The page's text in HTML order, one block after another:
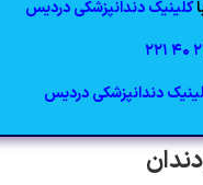
کلینیک دندانپزشکی دردیس
دندانپزشکی دردیس